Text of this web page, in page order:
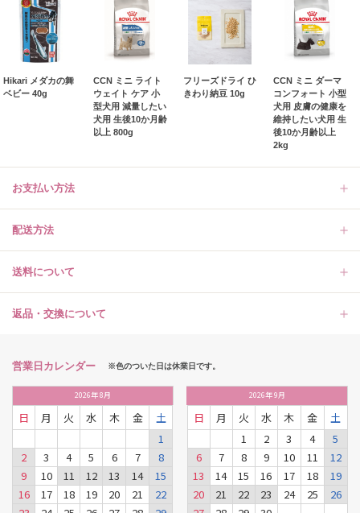
Hikari メダカの舞
ベビー 40g
CCN ミニ ライト
ウェイト ケア 小
型犬用 減量したい
犬用 生後10か月齢
以上 800g
フリーズドライ ひ
きわり納豆 10g
CCN ミニ ダーマ
コンフォート 小型
犬用 皮膚の健康を
維持したい犬用 生
後10か月齢以上
2kg
お支払い方法
配送方法
送料について
返品・交換について
営業日カレンダー ※色のついた日は休業日です。
2026年8月
日 月 火 水 木 金
土
1
2
3 4 5 6 7
8
9
10 11 12 13 14
15
16
17 18 19 20 21
22
2026年9月
日 月 火 水 木 金
土
1
2 3 4
5
6
7 8 9 10 11
12
13
14 15 16 17 18
19
20
21 22 23 24 25
26